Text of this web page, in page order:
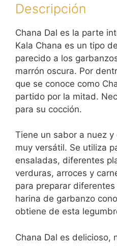
Descripción
Chana Dal es la parte
Kala Chana es un tipo
parecido a los
marrón oscura. Por
que se conoce como
partido por la mitad.
para su cocción.
Tiene un sabor a nuez
muy versátil. Se utiliza
ensaladas, diferentes
verduras, arroces y
para preparar
harina de garbanzo
obtiene de esta
Chana Dal es delicioso,